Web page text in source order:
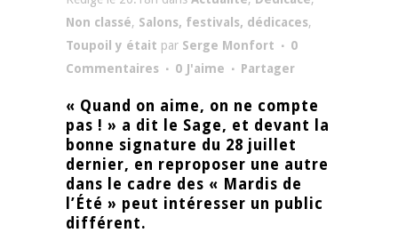
Non classé, Salons, festivals, dédicaces,
Toupoil y était par Serge Monfort
0
Commentaires
0 J'aime Partager
« Quand on aime, on ne compte
pas ! » a dit le Sage, et devant la
bonne signature du 28 juillet
dernier, en reproposer une autre
dans le cadre des « Mardis de
l’Été » peut intéresser un public
différent.